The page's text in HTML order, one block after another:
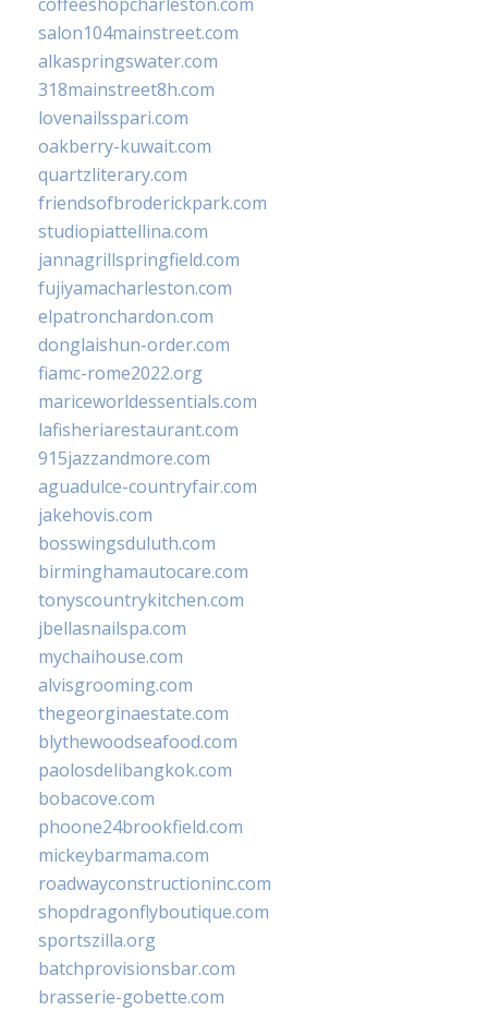
salon104mainstreet.com
alkaspringswater.com
318mainstreet8h.com
lovenailsspari.com
oakberry-kuwait.com
quartzliterary.com
friendsofbroderickpark.com
studiopiattellina.com
jannagrillspringfield.com
fujiyamacharleston.com
elpatronchardon.com
donglaishun-order.com
fiamc-rome2022.org
mariceworldessentials.com
lafisheriarestaurant.com
915jazzandmore.com
aguadulce-countryfair.com
jakehovis.com
bosswingsduluth.com
birminghamautocare.com
tonyscountrykitchen.com
jbellasnailspa.com
mychaihouse.com
alvisgrooming.com
thegeorginaestate.com
blythewoodseafood.com
paolosdelibangkok.com
bobacove.com
phoone24brookfield.com
mickeybarmama.com
roadwayconstructioninc.com
shopdragonflyboutique.com
sportszilla.org
batchprovisionsbar.com
brasserie-gobette.com